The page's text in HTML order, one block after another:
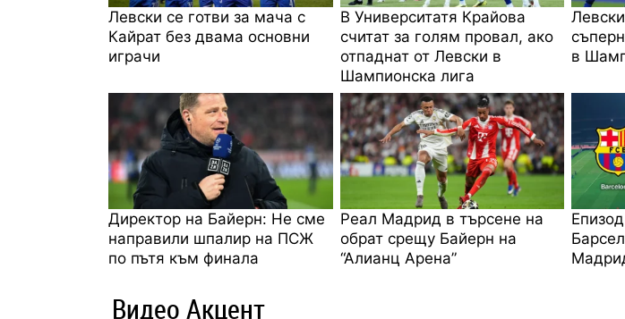
Левски се готви за мача с
Кайрат без двама основни
играчи
В Университатя Крайова
считат за голям провал, ако
отпаднат от Левски в
Шампионска лига
в
Директор на Байерн: Не сме
направили шпалир на ПСЖ
по пътя към финала
Реал Мадрид в търсене на
обрат срещу Байерн на
“Алианц Арена”
Видео Акцент